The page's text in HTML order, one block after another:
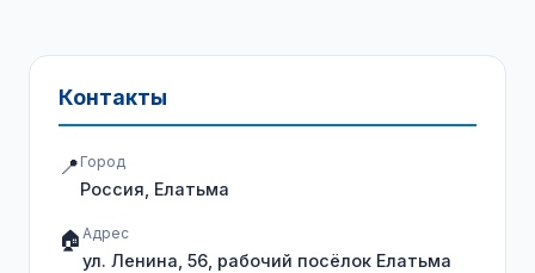
Контакты
📍 Город
Россия, Елатьма
🏠 Адрес
ул. Ленина, 56, рабочий посёлок Елатьма